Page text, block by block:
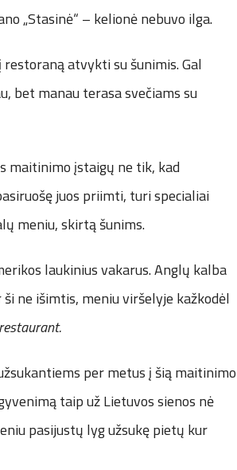
„Stasinė“ – kelionė nebuvo ilga.
atvykti su šunimis. Gal
bet manau terasa svečiams su
maitinimo įstaigų ne tik, kad
juos priimti, turi specialiai
meniu, skirtą šunims.
laukinius vakarus. Anglų kalba
ne išimtis, meniu viršelyje kažkodėl
per metus į šią maitinimo
taip už Lietuvos sienos nė
pasijustų lyg užsukę pietų kur